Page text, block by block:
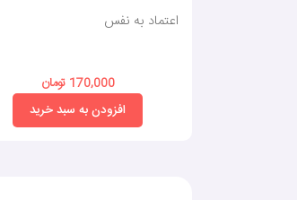
اعتماد به نفس
170,000 تومان
افزودن به سبد خرید